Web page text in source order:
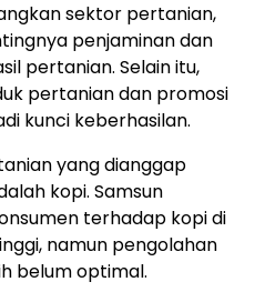
sektor pertanian,
penjaminan dan
pertanian. Selain itu,
pertanian dan promosi
kunci keberhasilan.
yang dianggap
kopi. Samsun
terhadap kopi di
namun pengolahan
belum optimal.